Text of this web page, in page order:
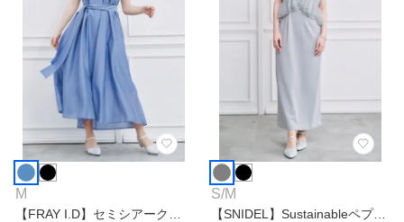
M
【FRAY I.D】セミシアークリ
S/M
【SNIDEL】Sustainableペプラ